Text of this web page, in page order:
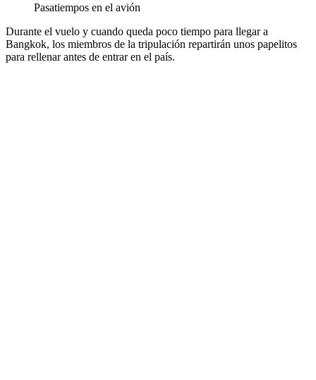
Pasatiempos en el avión
Durante el vuelo y cuando queda poco tiempo para llegar a
Bangkok, los miembros de la tripulación repartirán unos papelitos
para rellenar antes de entrar en el país.